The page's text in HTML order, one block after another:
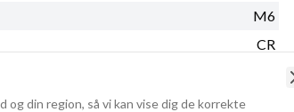
M6
CR
og din region, så vi kan vise dig de korrekte